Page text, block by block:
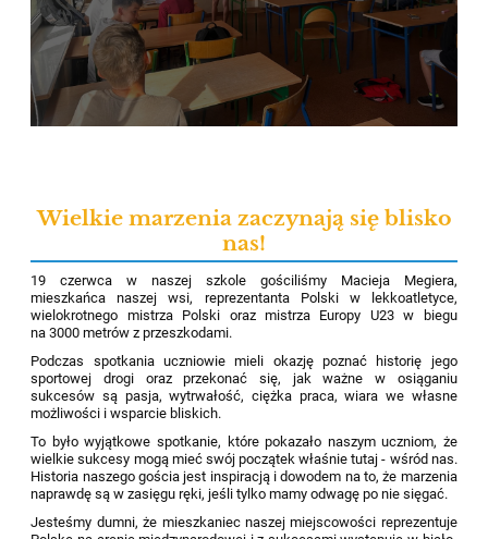
Wielkie marzenia zaczynają się blisko
nas!
19 czerwca w naszej szkole gościliśmy Macieja Megiera,
mieszkańca naszej wsi, reprezentanta Polski w lekkoatletyce,
wielokrotnego mistrza Polski oraz mistrza Europy U23 w biegu
na 3000 metrów z przeszkodami.
Podczas spotkania uczniowie mieli okazję poznać historię jego
sportowej drogi oraz przekonać się, jak ważne w osiąganiu
sukcesów są pasja, wytrwałość, ciężka praca, wiara we własne
możliwości i wsparcie bliskich.
To było wyjątkowe spotkanie, które pokazało naszym uczniom, że
wielkie sukcesy mogą mieć swój początek właśnie tutaj - wśród nas.
Historia naszego gościa jest inspiracją i dowodem na to, że marzenia
naprawdę są w zasięgu ręki, jeśli tylko mamy odwagę po nie sięgać.
Jesteśmy dumni, że mieszkaniec naszej miejscowości reprezentuje